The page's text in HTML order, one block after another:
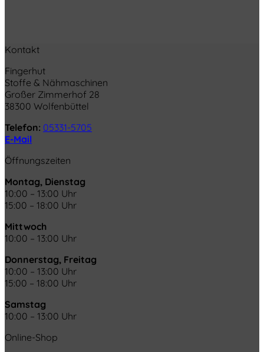
Kontakt
Fingerhut
Stoffe & Nähmaschinen
Großer Zimmerhof 28
38300 Wolfenbüttel
Telefon: 05331-5705
E-Mail
Öffnungszeiten
Montag, Dienstag
10:00 – 13:00 Uhr
15:00 – 18:00 Uhr
Mittwoch
10:00 – 13:00 Uhr
Donnerstag, Freitag
10:00 – 13:00 Uhr
15:00 – 18:00 Uhr
Samstag
10:00 – 13:00 Uhr
Online-Shop